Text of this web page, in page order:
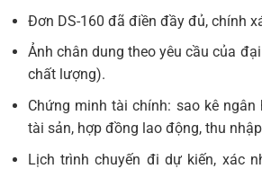
Đơn DS-160 đã điền đầy đủ, chính
Ảnh chân dung theo yêu cầu của
chất lượng).
Chứng minh tài chính: sao kê
tài sản, hợp đồng lao động, thu
Lịch trình chuyến đi dự kiến, xác